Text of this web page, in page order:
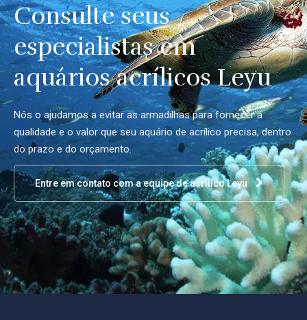
Consulte seus
especialistas em
aquários acrílicos Leyu
Nós o ajudamos a evitar as armadilhas para fornecer a
qualidade e o valor que seu aquário de acrílico precisa, dentro
do prazo e do orçamento.
Entre em contato com a equipe de acrílico Leyu